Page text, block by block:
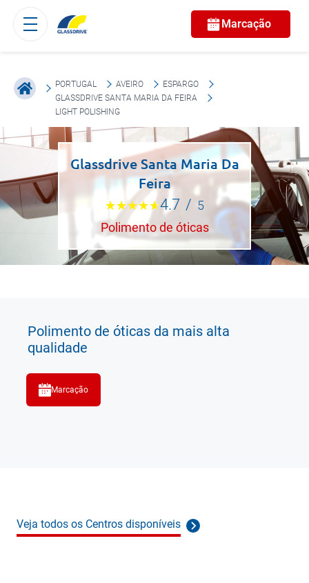
Marcação
PORTUGAL AVEIRO
ESPARGO
GLASSDRIVE SANTA MARIA DA FEIRA
LIGHT POLISHING
Glassdrive Santa Maria Da
Feira
4.7 / 5
Polimento de óticas
Polimento de óticas da mais alta
qualidade
Marcação
Veja todos os Centros disponíveis